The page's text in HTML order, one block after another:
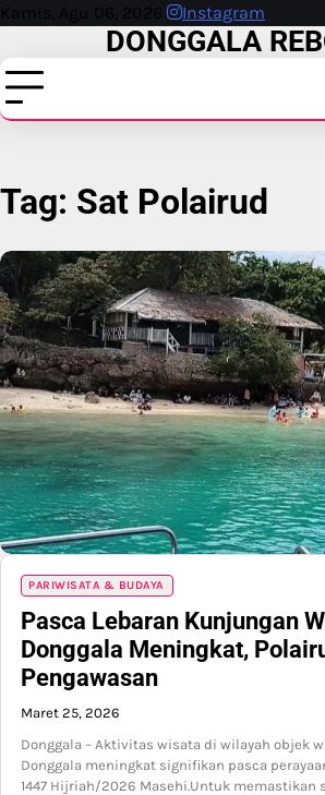
Skip
content
Kamis, Agu 06, 2026 Instagram
DONGGALA
Tag: Sat Polairud
PARIWISATA & BUDAYA
Pasca Lebaran Kunjungan
Donggala Meningkat,
Pengawasan
Maret 25, 2026
Donggala – Aktivitas wisata di wilayah objek
Donggala meningkat signifikan pasca
1447 Hijriah/2026 Masehi.Untuk memastikan